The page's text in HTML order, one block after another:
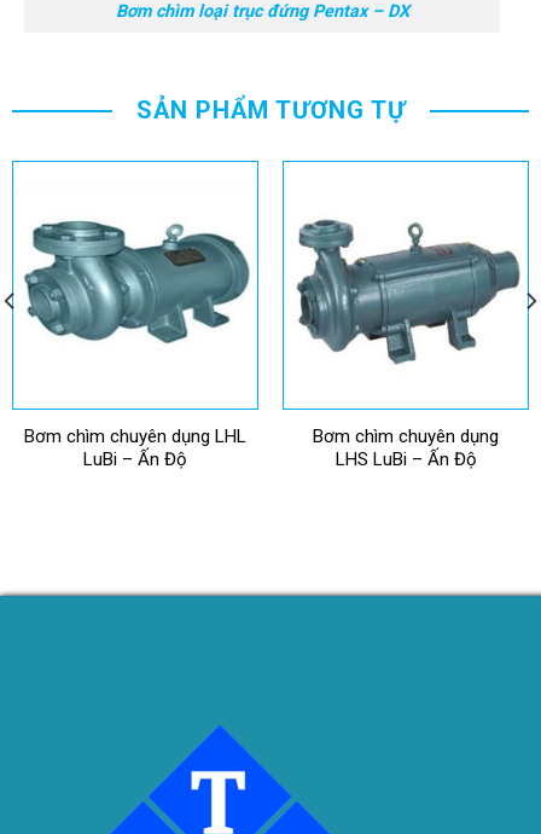
Bơm chìm loại trục đứng Pentax – DX
SẢN PHẨM TƯƠNG TỰ
Bơm chìm chuyên dụng LHL
LuBi – Ấn Độ
Bơm chìm chuyên dụng
LHS LuBi – Ấn Độ